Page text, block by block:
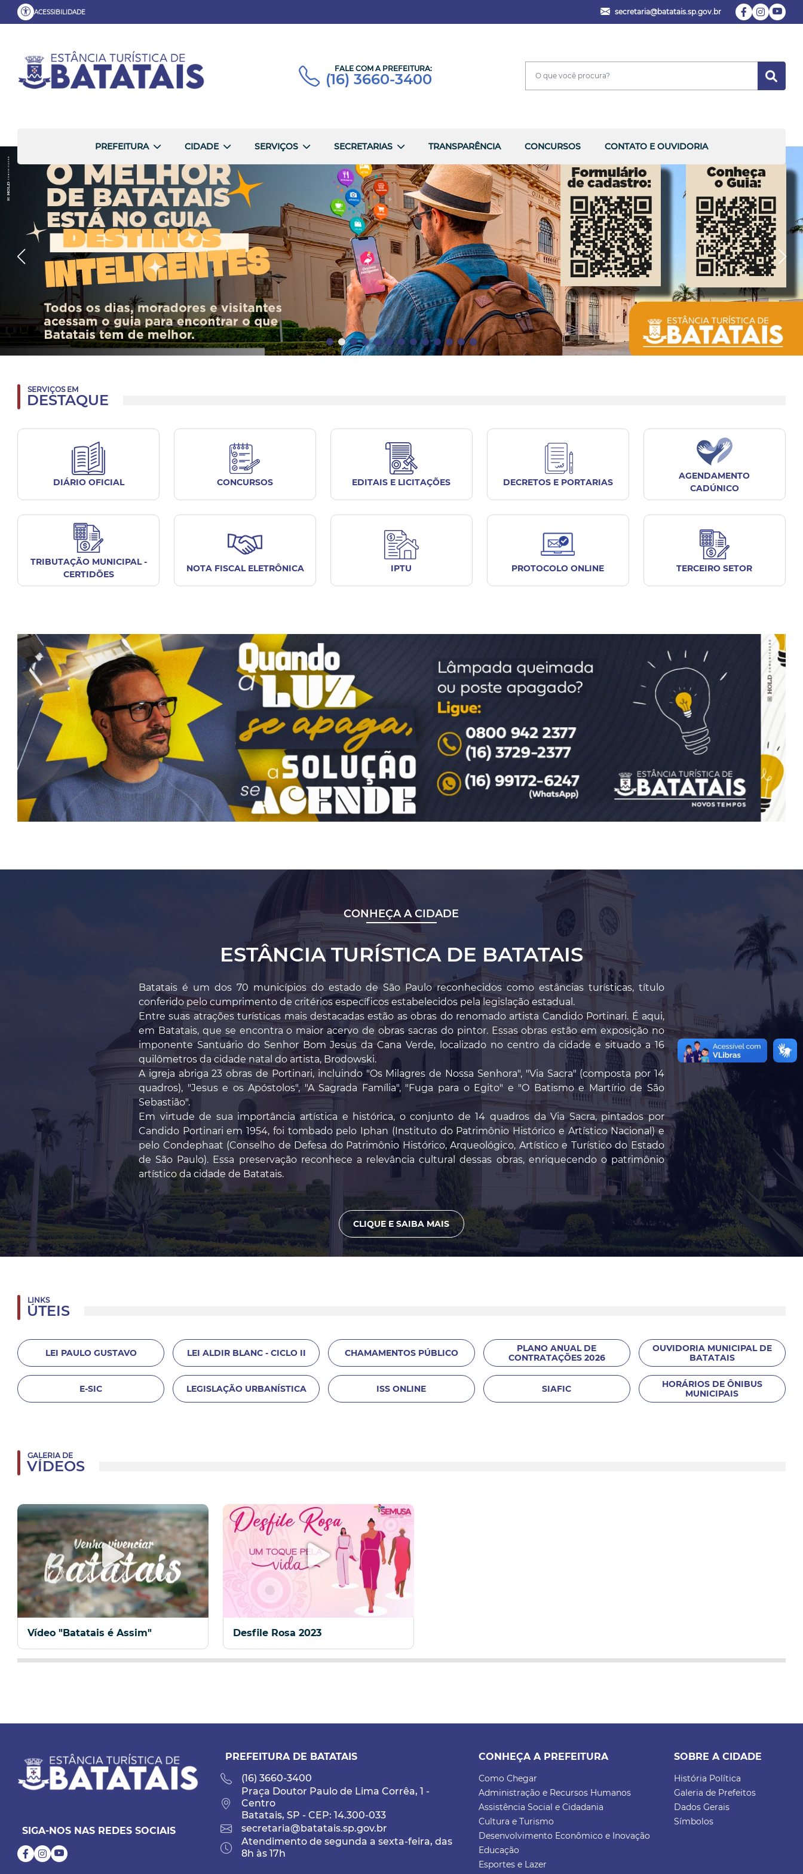
ACESSIBILIDADE secretaria@batatais.sp.gov.br
FALE COM A PREFEITURA:
(16) 3660-3400
PREFEITURA CIDADE SERVIÇOS SECRETARIAS TRANSPARÊNCIA CONCURSOS CONTATO E OUVIDORIA
SERVIÇOS EM
DESTAQUE
DIÁRIO OFICIAL CONCURSOS EDITAIS E LICITAÇÕES DECRETOS E PORTARIAS
AGENDAMENTO
CADÚNICO
TRIBUTAÇÃO MUNICIPAL -
CERTIDÕES
NOTA FISCAL ELETRÔNICA IPTU PROTOCOLO ONLINE TERCEIRO SETOR
CONHEÇA A CIDADE
ESTÂNCIA TURÍSTICA DE BATATAIS
Batatais é um dos 70 municípios do estado de São Paulo reconhecidos como estâncias turísticas, título
conferido pelo cumprimento de critérios específicos estabelecidos pela legislação estadual.
Entre suas atrações turísticas mais destacadas estão as obras do renomado artista Candido Portinari. É aqui,
em Batatais, que se encontra o maior acervo de obras sacras do pintor. Essas obras estão em exposição no
imponente Santuário do Senhor Bom Jesus da Cana Verde, localizado no centro da cidade e situado a 16
quilômetros da cidade natal do artista, Brodowski.
A igreja abriga 23 obras de Portinari, incluindo "Os Milagres de Nossa Senhora", "Via Sacra" (composta por 14
quadros), "Jesus e os Apóstolos", "A Sagrada Família", "Fuga para o Egito" e "O Batismo e Martírio de São
Sebastião".
Em virtude de sua importância artística e histórica, o conjunto de 14 quadros da Via Sacra, pintados por
Candido Portinari em 1954, foi tombado pelo Iphan (Instituto do Patrimônio Histórico e Artístico Nacional) e
pelo Condephaat (Conselho de Defesa do Patrimônio Histórico, Arqueológico, Artístico e Turístico do Estado
de São Paulo). Essa preservação reconhece a relevância cultural dessas obras, enriquecendo o patrimônio
artístico da cidade de Batatais.
CLIQUE E SAIBA MAIS
LINKS
ÚTEIS
LEI PAULO GUSTAVO LEI ALDIR BLANC - CICLO II CHAMAMENTOS PÚBLICO
PLANO ANUAL DE
CONTRATAÇÕES 2026
OUVIDORIA MUNICIPAL DE
BATATAIS
E-SIC LEGISLAÇÃO URBANÍSTICA ISS ONLINE SIAFIC
HORÁRIOS DE ÔNIBUS
MUNICIPAIS
GALERIA DE
VÍDEOS
Vídeo "Batatais é Assim" Desfile Rosa 2023
SIGA-NOS NAS REDES SOCIAIS
PREFEITURA DE BATATAIS
(16) 3660-3400
Praça Doutor Paulo de Lima Corrêa, 1 -
Centro
Batatais, SP - CEP: 14.300-033
secretaria@batatais.sp.gov.br
Atendimento de segunda a sexta-feira, das
8h às 17h
CONHEÇA A PREFEITURA
Como Chegar
Administração e Recursos Humanos
Assistência Social e Cidadania
Cultura e Turismo
Desenvolvimento Econômico e Inovação
Educação
Esportes e Lazer
SOBRE A CIDADE
História Política
Galeria de Prefeitos
Dados Gerais
Símbolos